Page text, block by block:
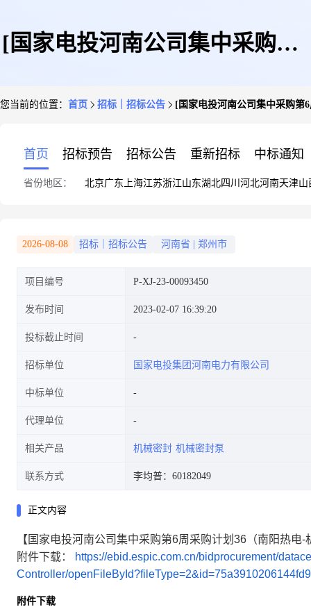
[国家电投河南公司集中采购第6
您当前的位置： 首页 招标｜招标公告 [国家电投河南公司集中采购第
首页 招标预告 招标公告 重新招标 中标通知
省份地区： 北京广东 上海江苏浙江山东湖北四川 河北河南天津山
2026-08-08 招标｜招标公告 河南省 郑州市
项目编号 P-XJ-23-00093450
发布时间 2023-02-07 16:39:20
投标截止时间
招标单位 国家电投集团河南电力有限公司
中标单位
代理单位
相关产品 机械密封 机械密封泵
联系方式 李均普：60182049
正文内容
【国家电投河南公司集中采购第6周采购计划36（南阳热电
附件下载：
https://ebid.espic.com.cn/bidprocurement/
Controller/
附件下载